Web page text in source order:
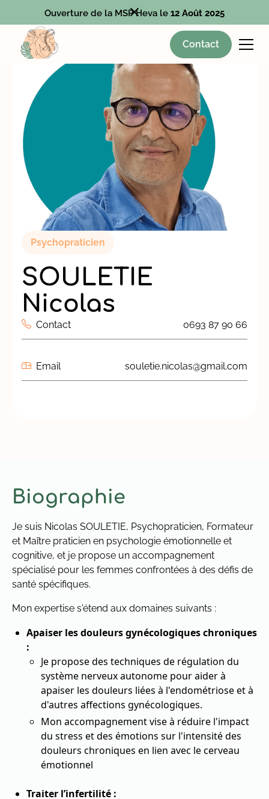
Ouverture de la MSP Heva le 12 Août 2025
Contact
Psychopraticien
SOULETIE
Nicolas
Contact 0693 87 90 66
Email souletie.nicolas@gmail.com
Biographie
Je suis Nicolas SOULETIE, Psychopraticien, Formateur
et Maître praticien en psychologie émotionnelle et
cognitive, et je propose un accompagnement
spécialisé pour les femmes confrontées à des défis de
santé spécifiques.
Mon expertise s'étend aux domaines suivants :
Apaiser les douleurs gynécologiques chroniques
:
Je propose des techniques de régulation du
système nerveux autonome pour aider à
apaiser les douleurs liées à l'endométriose et à
d'autres affections gynécologiques.
Mon accompagnement vise à réduire l'impact
du stress et des émotions sur l'intensité des
douleurs chroniques en lien avec le cerveau
émotionnel
Traiter l’infertilité :